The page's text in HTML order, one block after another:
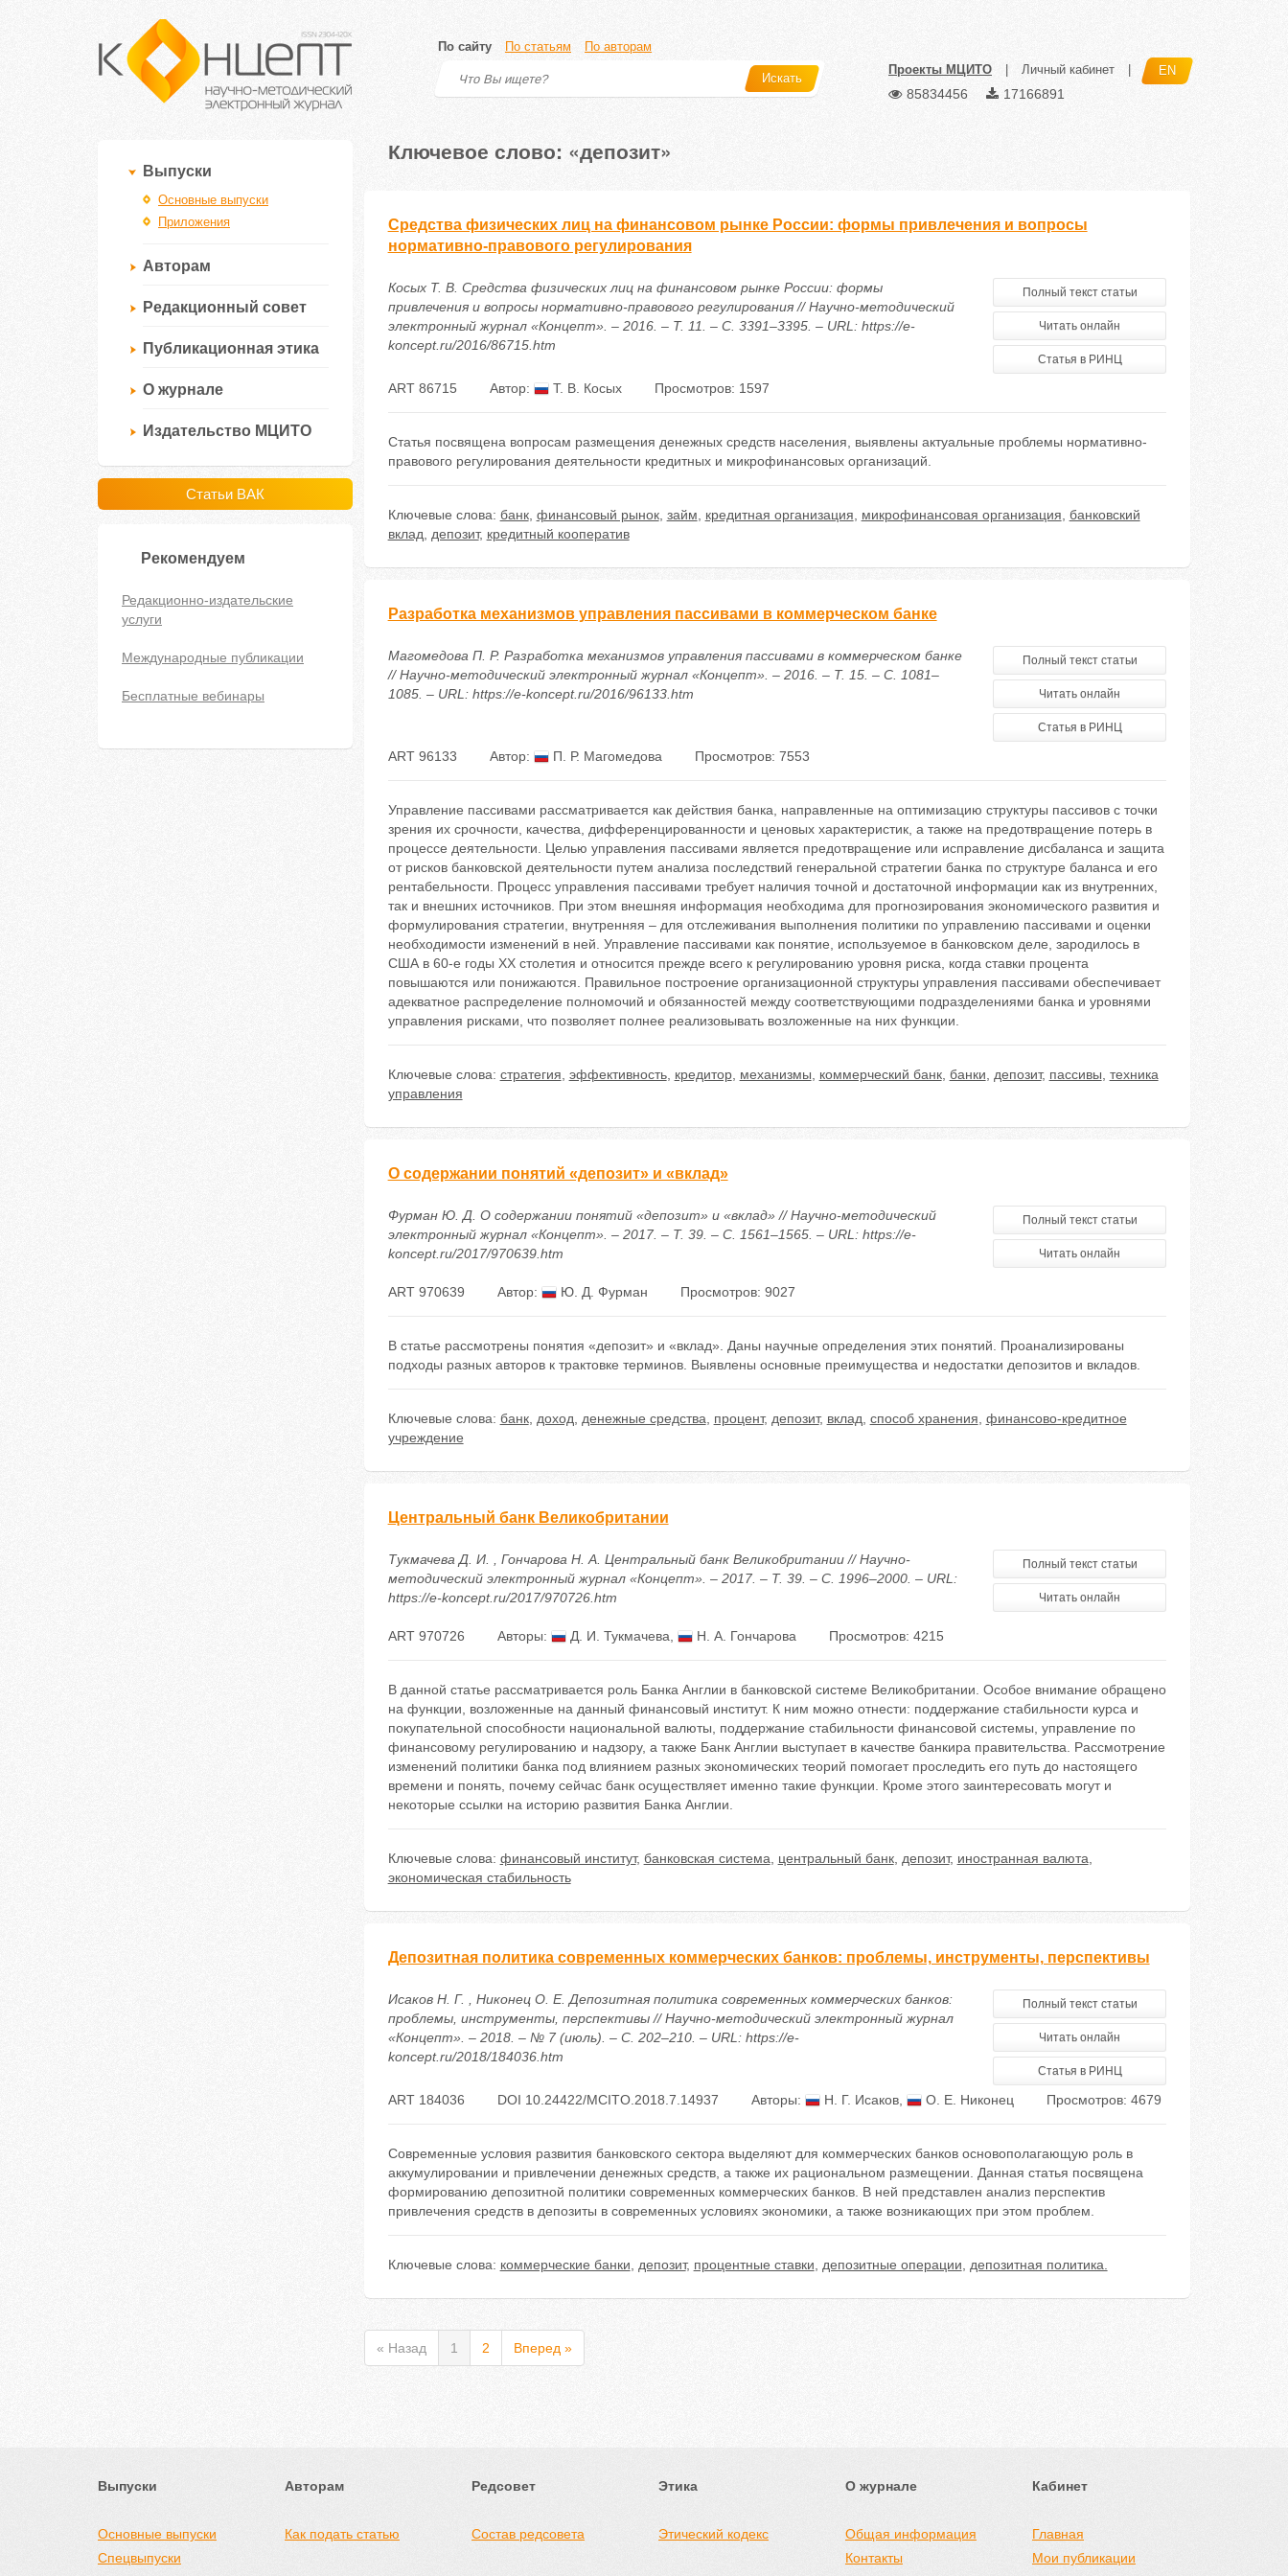
По сайту По статьям По авторам
Искать
Проекты МЦИТО Личный кабинет EN
85834456 17166891
Выпуски
Основные выпуски
Приложения
Авторам
Редакционный совет
Публикационная этика
О журнале
Издательство МЦИТО
Статьи ВАК
Рекомендуем
Редакционно-издательские
услуги
Международные публикации
Бесплатные вебинары
Ключевое слово: «депозит»
Средства физических лиц на финансовом рынке России: формы привлечения и вопросы
нормативно-правового регулирования
Косых Т. В. Средства физических лиц на финансовом рынке России: формы
привлечения и вопросы нормативно-правового регулирования // Научно-методический
электронный журнал «Концепт». – 2016. – Т. 11. – С. 3391–3395. – URL: https://e-
koncept.ru/2016/86715.htm
Полный текст статьи
Читать онлайн
Статья в РИНЦ
ART 86715 Автор: Т. В. Косых Просмотров: 1597
Статья посвящена вопросам размещения денежных средств населения, выявлены актуальные проблемы нормативно-
правового регулирования деятельности кредитных и микрофинансовых организаций.
Ключевые слова: банк, финансовый рынок, займ кредитная организация микрофинансовая организация банковский
вклад
депозит, кредитный кооператив
Разработка механизмов управления пассивами в коммерческом банке
Магомедова П. Р. Разработка механизмов управления пассивами в коммерческом банке
// Научно-методический электронный журнал «Концепт». – 2016. – Т. 15. – С. 1081–
1085. – URL: https://e-koncept.ru/2016/96133.htm
Полный текст статьи
Читать онлайн
Статья в РИНЦ
ART 96133 Автор: П. Р. Магомедова Просмотров: 7553
Управление пассивами рассматривается как действия банка, направленные на оптимизацию структуры пассивов с точки
зрения их срочности, качества, дифференцированности и ценовых характеристик, а также на предотвращение потерь в
процессе деятельности. Целью управления пассивами является предотвращение или исправление дисбаланса и защита
от рисков банковской деятельности путем анализа последствий генеральной стратегии банка по структуре баланса и его
рентабельности. Процесс управления пассивами требует наличия точной и достаточной информации как из внутренних,
так и внешних источников. При этом внешняя информация необходима для прогнозирования экономического развития и
формулирования стратегии, внутренняя – для отслеживания выполнения политики по управлению пассивами и оценки
необходимости изменений в ней. Управление пассивами как понятие, используемое в банковском деле, зародилось в
США в 60-е годы ХХ столетия и относится прежде всего к регулированию уровня риска, когда ставки процента
повышаются или понижаются. Правильное построение организационной структуры управления пассивами обеспечивает
адекватное распределение полномочий и обязанностей между соответствующими подразделениями банка и уровнями
управления рисками, что позволяет полнее реализовывать возложенные на них функции.
Ключевые слова: стратегия эффективность, кредитор, механизмы коммерческий банк, банки депозит, пассивы техника
управления
О содержании понятий «депозит» и «вклад»
Фурман Ю. Д. О содержании понятий «депозит» и «вклад» // Научно-методический
электронный журнал «Концепт». – 2017. – Т. 39. – С. 1561–1565. – URL: https://e-
koncept.ru/2017/970639.htm
Полный текст статьи
Читать онлайн
ART 970639 Автор: Ю. Д. Фурман Просмотров: 9027
В статье рассмотрены понятия «депозит» и «вклад». Даны научные определения этих понятий. Проанализированы
подходы разных авторов к трактовке терминов. Выявлены основные преимущества и недостатки депозитов и вкладов.
Ключевые слова: банк, доход денежные средства процент, депозит, вклад способ хранения финансово-кредитное
учреждение
Центральный банк Великобритании
Тукмачева Д. И. , Гончарова Н. А. Центральный банк Великобритании // Научно-
методический электронный журнал «Концепт». – 2017. – Т. 39. – С. 1996–2000. – URL:
https://e-koncept.ru/2017/970726.htm
Полный текст статьи
Читать онлайн
ART 970726 Авторы: Д. И. Тукмачева Н. А. Гончарова Просмотров: 4215
В данной статье рассматривается роль Банка Англии в банковской системе Великобритании. Особое внимание обращено
на функции, возложенные на данный финансовый институт. К ним можно отнести: поддержание стабильности курса и
покупательной способности национальной валюты, поддержание стабильности финансовой системы, управление по
финансовому регулированию и надзору, а также Банк Англии выступает в качестве банкира правительства. Рассмотрение
изменений политики банка под влиянием разных экономических теорий помогает проследить его путь до настоящего
времени и понять, почему сейчас банк осуществляет именно такие функции. Кроме этого заинтересовать могут и
некоторые ссылки на историю развития Банка Англии.
Ключевые слова: финансовый институт, банковская система центральный банк, депозит, иностранная валюта
экономическая стабильность
Депозитная политика современных коммерческих банков: проблемы, инструменты, перспективы
Исаков Н. Г. , Никонец О. Е. Депозитная политика современных коммерческих банков:
проблемы, инструменты, перспективы // Научно-методический электронный журнал
«Концепт». – 2018. – № 7 (июль). – С. 202–210. – URL: https://e-
koncept.ru/2018/184036.htm
Полный текст статьи
Читать онлайн
Статья в РИНЦ
ART 184036 DOI 10.24422/MCITO.2018.7.14937 Авторы: Н. Г. Исаков, О. Е. Никонец Просмотров: 4679
Современные условия развития банковского сектора выделяют для коммерческих банков основополагающую роль в
аккумулировании и привлечении денежных средств, а также их рациональном размещении. Данная статья посвящена
формированию депозитной политики современных коммерческих банков. В ней представлен анализ перспектив
привлечения средств в депозиты в современных условиях экономики, а также возникающих при этом проблем.
Ключевые слова: коммерческие банки депозит, процентные ставки депозитные операции депозитная политика.
« Назад 1 2 Вперед »
Выпуски
Основные выпуски
Спецвыпуски
Авторам
Как подать статью
Редсовет
Состав редсовета
Этика
Этический кодекс
О журнале
Общая информация
Контакты
Кабинет
Главная
Мои публикации